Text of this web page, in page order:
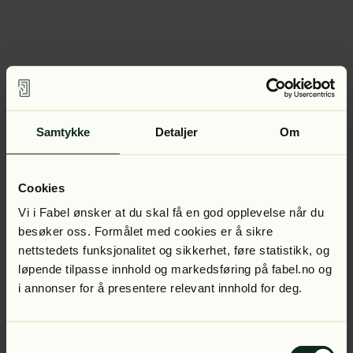
Samtykke Detaljer Om
Cookies
Vi i Fabel ønsker at du skal få en god opplevelse når du
besøker oss. Formålet med cookies er å sikre
nettstedets funksjonalitet og sikkerhet, føre statistikk, og
løpende tilpasse innhold og markedsføring på fabel.no og
i annonser for å presentere relevant innhold for deg.